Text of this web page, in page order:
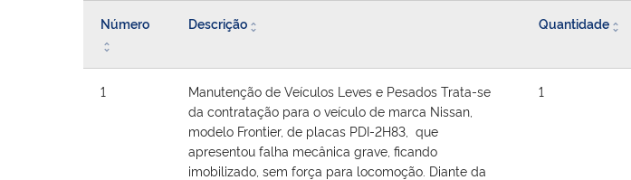
Número Descrição Quantidade
1
Manutenção de Veículos Leves e Pesados Trata-se
da contratação para o veículo de marca Nissan,
modelo Frontier, de placas PDI-2H83, que
apresentou falha mecânica grave, ficando
imobilizado, sem força para locomoção. Diante da
1